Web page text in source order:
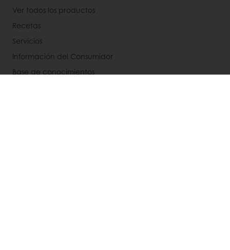
Ver todos los productos
Recetas
Servicios
Información del Consumidor
Base de conocimientos